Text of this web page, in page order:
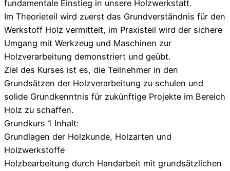
fundamentale Einstieg in unsere Holzwerkstatt.
Im Theorieteil wird zuerst das Grundverständnis für den
Werkstoff Holz vermittelt, im Praxisteil wird der sichere
Umgang mit Werkzeug und Maschinen zur
Holzverarbeitung demonstriert und geübt.
Ziel des Kurses ist es, die Teilnehmer in den
Grundsätzen der Holzverarbeitung zu schulen und
solide Grundkenntnis für zukünftige Projekte im Bereich
Holz zu schaffen.
Grundkurs 1 Inhalt:
Grundlagen der Holzkunde, Holzarten und
Holzwerkstoffe
Holzbearbeitung durch Handarbeit mit grundsätzlichen